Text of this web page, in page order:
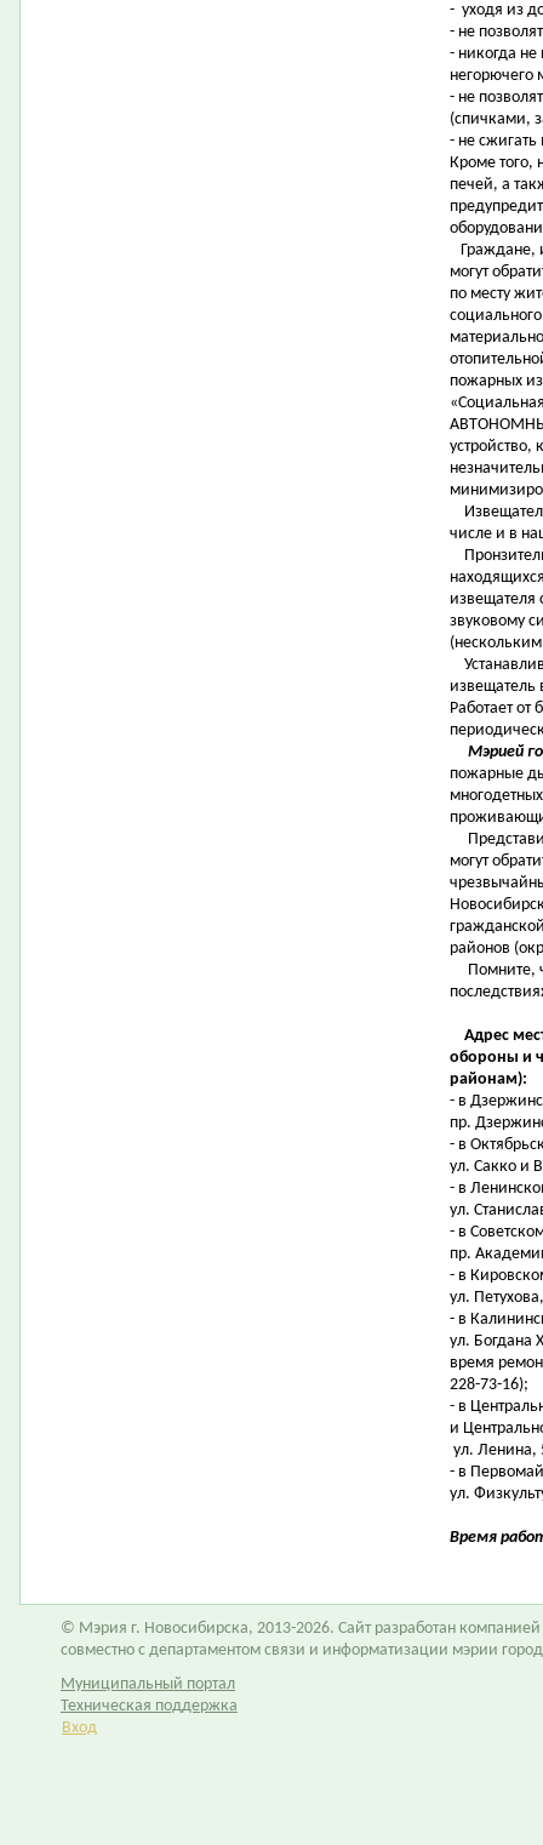
- уходя из
- не
- никогда не
негорючего
- не
(спичками,
- не сжигать
Кроме того,
печей, а
Граждане,
могут
по месту
пожарных
устройство,
числе и в
извещателя
звуковому
Работает от
Мэрией
пожарные
могут
районов
Помните,
Адрес
обороны и
районам):
- в
пр.
- в
ул. Сакко и
- в
ул.
- в
пр.
- в
ул.
- в
ул. Богдана
время
228-73-16);
- в
и
ул. Ленина,
- в
ул.
Время
© Мэрия г. Новосибирска, 2013-2026. Сайт разработан компанией
совместно с департаментом связи и информатизации мэрии
Муниципальный портал
Техническая поддержка
Вход